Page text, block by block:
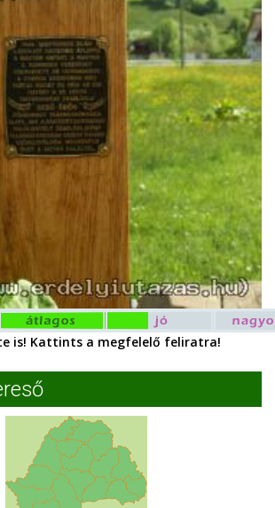
is! Kattints a megfelelő feliratra!